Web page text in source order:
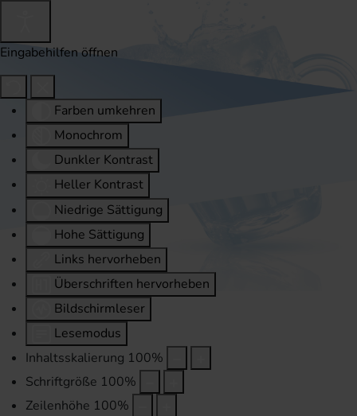
Eingabehilfen öffnen
Farben umkehren
Monochrom
Dunkler Kontrast
Heller Kontrast
Niedrige Sättigung
Hohe Sättigung
Links hervorheben
Überschriften hervorheben
Bildschirmleser
Lesemodus
Inhaltsskalierung 100%
Schriftgröße 100%
Zeilenhöhe 100%